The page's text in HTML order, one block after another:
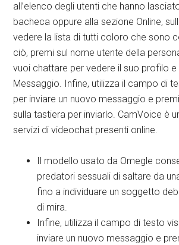
all’elenco degli utenti che hanno
bacheca oppure alla sezione Online,
vedere la lista di tutti coloro che sono
ciò, premi sul nome utente della
vuoi chattare per vedere il suo profilo
Messaggio. Infine, utilizza il campo di
per inviare un nuovo messaggio e
sulla tastiera per inviarlo. CamVoice è
servizi di videochat presenti online.
Il modello usato da Omegle
predatori sessuali di saltare da
fino a individuare un soggetto
di mira.
Infine, utilizza il campo di testo
inviare un nuovo messaggio e